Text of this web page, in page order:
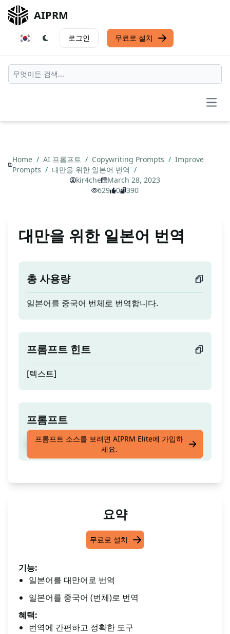
AIPRM
로그인 무료로 설치
Home / AI 프롬프트 / Copywriting Prompts / Improve
Prompts / 대만을 위한 일본어 번역 /
kir4che
March 28, 2023
629
0 390
대만을 위한 일본어 번역
총 사용량
일본어를 중국어 번체로 번역합니다.
프롬프트 힌트
[텍스트]
프롬프트
일본어를 중국어 번체로 번역합니다.
프롬프트 소스를 보려면 AIPRM Elite에 가입하
세요.
요약
무료로 설치
기능:
일본어를 대만어로 번역
일본어를 중국어 (번체)로 번역
혜택:
번역에 간편하고 정확한 도구